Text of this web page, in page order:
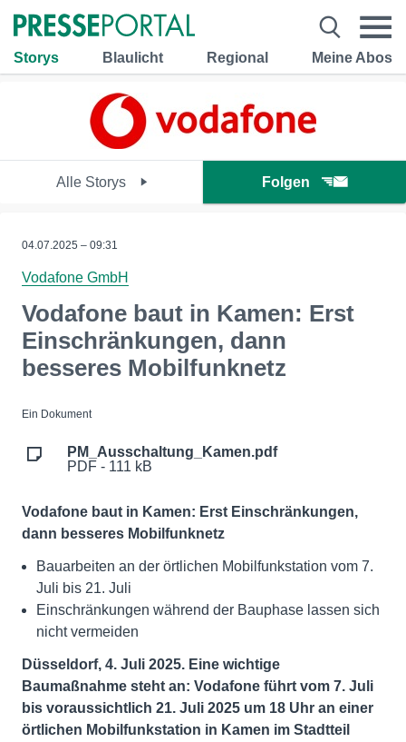
Storys Blaulicht Regional Meine Abos
Alle Storys Folgen
04.07.2025 – 09:31
Vodafone GmbH
Vodafone baut in Kamen: Erst
Einschränkungen, dann
besseres Mobilfunknetz
Ein Dokument
PM_Ausschaltung_Kamen.pdf
PDF - 111 kB
Vodafone baut in Kamen: Erst Einschränkungen,
dann besseres Mobilfunknetz
Bauarbeiten an der örtlichen Mobilfunkstation vom 7.
Juli bis 21. Juli
Einschränkungen während der Bauphase lassen sich
nicht vermeiden
Düsseldorf, 4. Juli 2025. Eine wichtige
Baumaßnahme steht an: Vodafone führt vom 7. Juli
bis voraussichtlich 21. Juli 2025 um 18 Uhr an einer
örtlichen Mobilfunkstation in Kamen im Stadtteil